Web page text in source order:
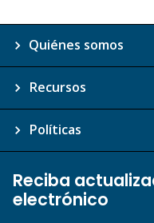
Quiénes somos
Recursos
Políticas
Reciba
electrónico